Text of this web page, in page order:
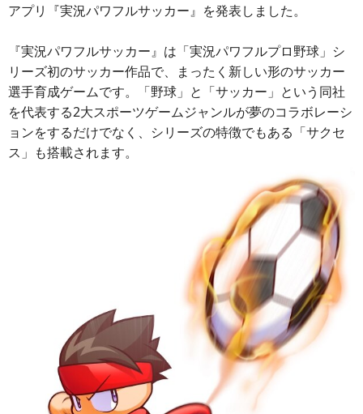
アプリ『実況パワフルサッカー』を発表しました。
『実況パワフルサッカー』は「実況パワフルプロ野球」シ
リーズ初のサッカー作品で、まったく新しい形のサッカー
選手育成ゲームです。「野球」と「サッカー」という同社
を代表する2大スポーツゲームジャンルが夢のコラボレーシ
ョンをするだけでなく、シリーズの特徴でもある「サクセ
ス」も搭載されます。